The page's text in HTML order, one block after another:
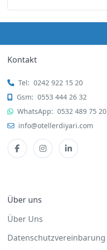
Kontakt
Tel: 0242 922 15 20
Gsm: 0553 444 26 32
WhatsApp: 0532 489 75 20
info@otellerdiyari.com
Über uns
Über Uns
Datenschutzvereinbarung